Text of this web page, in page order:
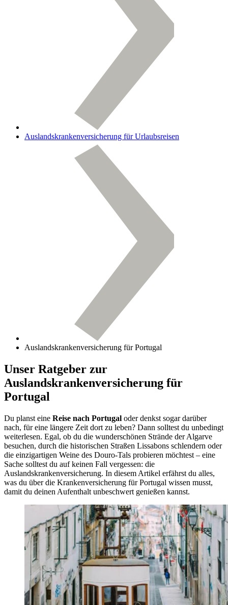
Auslandskrankenversicherung für Urlaubsreisen
Auslandskrankenversicherung für Portugal
Unser Ratgeber zur
Auslandskrankenversicherung für
Portugal
Du planst eine Reise nach Portugal oder denkst sogar darüber
nach, für eine längere Zeit dort zu leben? Dann solltest du unbedingt
weiterlesen. Egal, ob du die wunderschönen Strände der Algarve
besuchen, durch die historischen Straßen Lissabons schlendern oder
die einzigartigen Weine des Douro-Tals probieren möchtest – eine
Sache solltest du auf keinen Fall vergessen: die
Auslandskrankenversicherung. In diesem Artikel erfährst du alles,
was du über die Krankenversicherung für Portugal wissen musst,
damit du deinen Aufenthalt unbeschwert genießen kannst.